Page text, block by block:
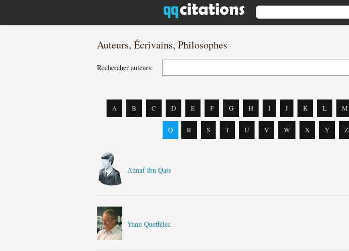
Auteurs, Écrivains, Philosophes
Rechercher auteurs:
A B C D E F G H I J K L M
Q R S T U V W X Y Z
Ahnaf ibn Qais
Yann Queffélec